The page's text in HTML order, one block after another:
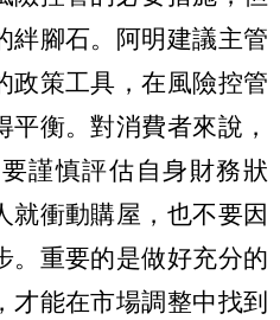
絆腳石。阿明建議主管
政策工具，在風險控管
衡。對消費者來說，
謹慎評估自身財務狀
就衝動購屋，也不要因
。重要的是做好充分的
才能在市場調整中找到